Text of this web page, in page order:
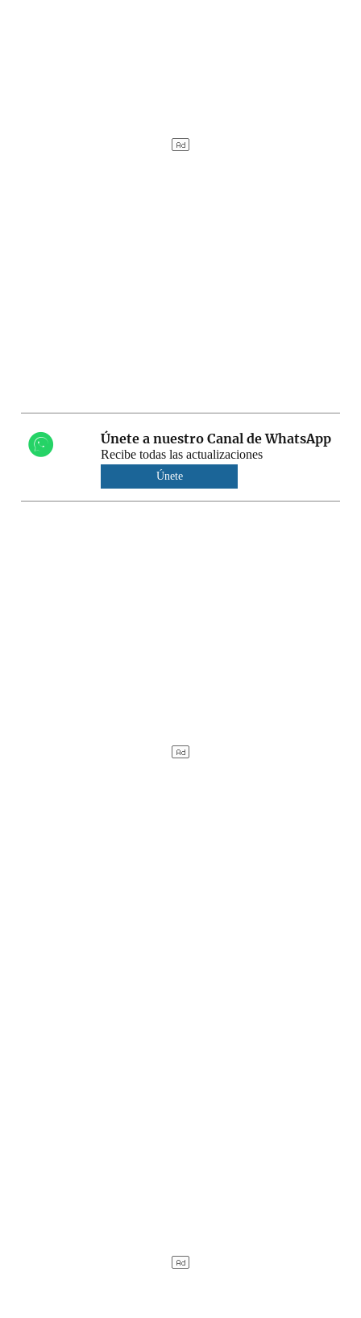
Únete a nuestro Canal de WhatsApp
Recibe todas las actualizaciones
Únete